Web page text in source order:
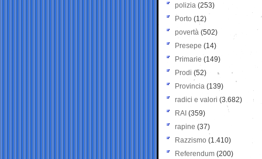
polizia (253)
Porto (12)
povertà (502)
Presepe (14)
Primarie (149)
Prodi (52)
Provincia (139)
radici e valori (3.682)
RAI (359)
rapine (37)
Razzismo (1.410)
Referendum (200)